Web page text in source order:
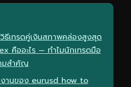
ธีเทรดคู่เงินสภาพคล่องสูงสุด
คืออะไร — ทำไมนักเทรดมือ
มสำคัญ
านของ eurusd how to